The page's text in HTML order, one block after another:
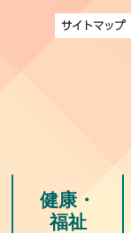
サイトマップ
健康・
福祉